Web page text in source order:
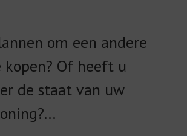
om een andere
Of heeft u
de staat van uw